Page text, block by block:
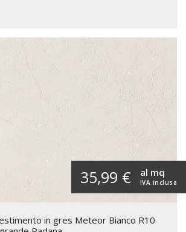
35,99 € IVA inclusa
al mq
in gres Meteor Bianco R10